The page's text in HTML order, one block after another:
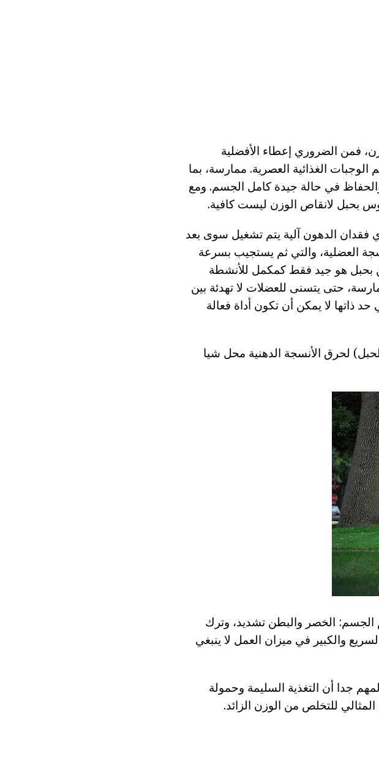
فمن الضروري إعطاء الأفضلية
الغذائية العصرية. ممارسة، بما
في حالة جيدة كامل الجسم. ومع
بحبل لانقاص الوزن ليست كافية.
فقدان الدهون آلية يتم تشغيل سوى بعد
العضلية، والتي ثم يستجيب بسرعة
بحبل هو جيد فقط كمكمل للأنشطة
حتى يتسنى للعضلات لا تهدئة بين
ذاتها لا يمكن أن تكون أداة فعالة
لحرق الأنسجة الدهنية محل شيا
الخصر والبطن تشديد، وترك
والكبير في ميزان العمل لا ينبغي
جدا أن التغذية السليمة وحمولة
للتخلص من الوزن الزائد.